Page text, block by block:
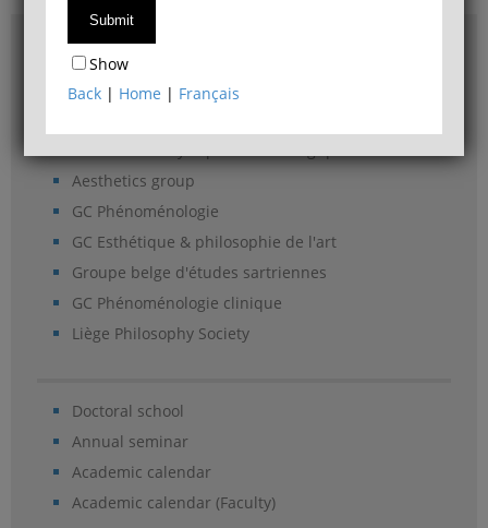
Access & maps
Philosophy Department Library
Aesthetics group
GC Phénoménologie
GC Esthétique & philosophie de l'art
Groupe belge d'études sartriennes
GC Phénoménologie clinique
Liège Philosophy Society
Doctoral school
Annual seminar
Academic calendar
Academic calendar (Faculty)
Show
Back | Home | Français